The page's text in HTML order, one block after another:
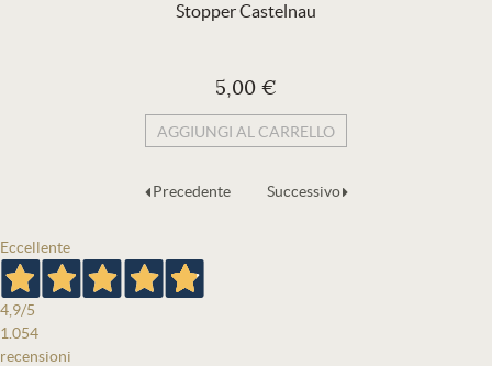
Stopper Castelnau
5,00 €
AGGIUNGI AL CARRELLO
Precedente Successivo
Eccellente
4,9/5
1.054
recensioni